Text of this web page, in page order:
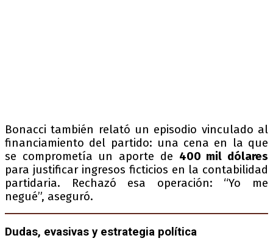
Bonacci también relató un episodio vinculado al
financiamiento del partido: una cena en la que
se comprometía un aporte de 400 mil dólares
para justificar ingresos ficticios en la contabilidad
partidaria. Rechazó esa operación: “Yo me
negué”, aseguró.
Dudas, evasivas y estrategia política